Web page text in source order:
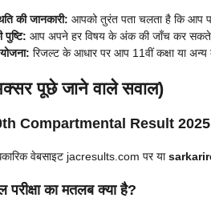
की जानकारी: आपको तुरंत पता चलता है कि आप
पुष्टि: आप अपने हर विषय के अंक की जाँच कर
रिजल्ट के आधार पर आप 11वीं कक्षा या
पूछे जाने वाले सवाल)
Compartmental Result 2025
वेबसाइट jacresults.com पर या
परीक्षा का मतलब क्या है?